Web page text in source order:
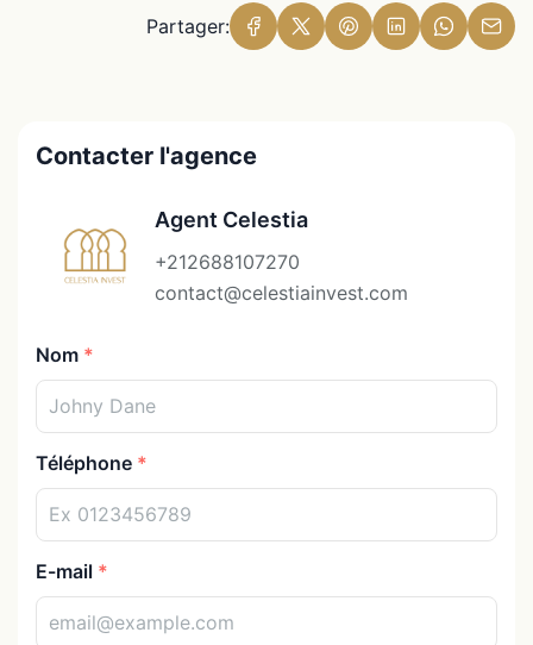
Partager:
Contacter l'agence
Agent Celestia
+212688107270
contact@celestiainvest.com
Nom
Téléphone
E-mail